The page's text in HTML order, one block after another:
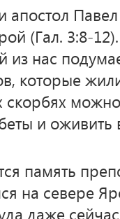
(Гал. 3:8-
нас
которые
и оживить
память
на севере
даже